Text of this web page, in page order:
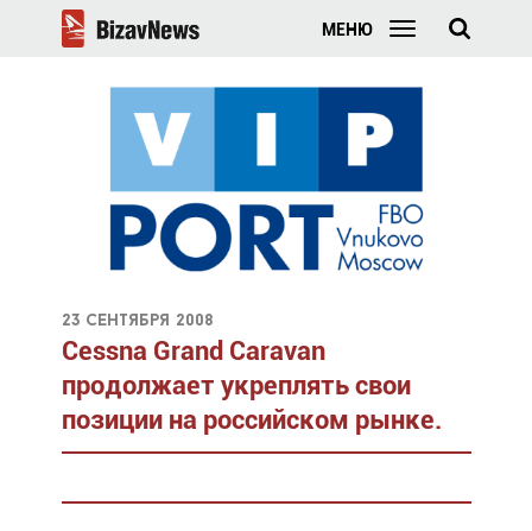
МЕНЮ
23 сентября 2008
Cessna Grand Caravan
продолжает укреплять свои
позиции на российском рынке.